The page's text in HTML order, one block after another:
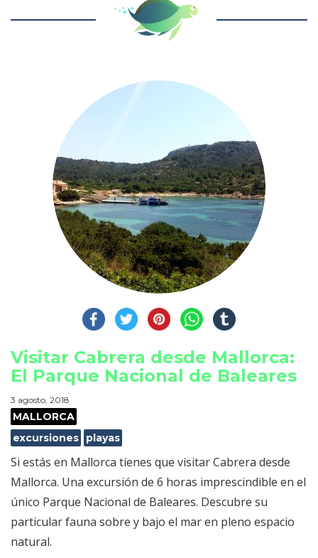
Visitar Cabrera desde Mallorca:
El Parque Nacional de Baleares
3 agosto, 2018
MALLORCA
excursiones
playas
Si estás en Mallorca tienes que visitar Cabrera desde
Mallorca. Una excursión de 6 horas imprescindible en el
único Parque Nacional de Baleares. Descubre su
particular fauna sobre y bajo el mar en pleno espacio
natural.